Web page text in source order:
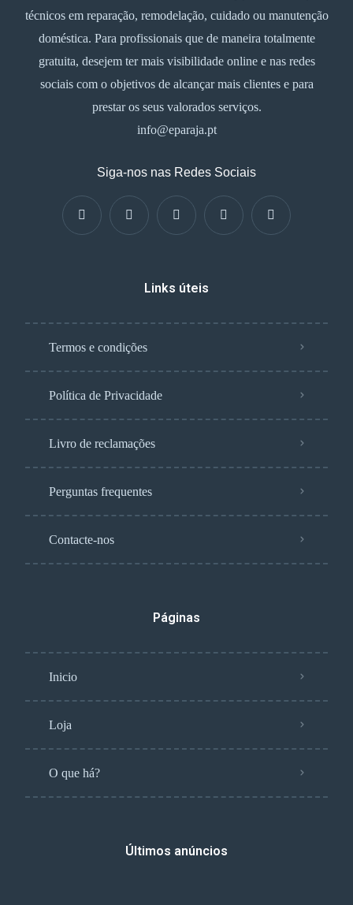
técnicos em reparação, remodelação, cuidado ou manutenção
doméstica. Para profissionais que de maneira totalmente
gratuita, desejem ter mais visibilidade online e nas redes
sociais com o objetivos de alcançar mais clientes e para
prestar os seus valorados serviços.
info@eparaja.pt
Siga-nos nas Redes Sociais
Links úteis
Termos e condições
Política de Privacidade
Livro de reclamações
Perguntas frequentes
Contacte-nos
Páginas
Inicio
Loja
O que há?
Últimos anúncios